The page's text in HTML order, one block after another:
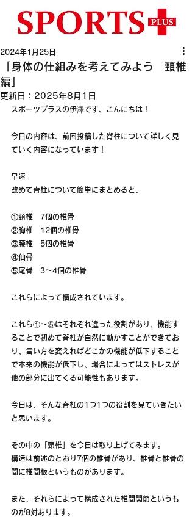
「身体の仕組みを考えてみよう 頸椎
編」
2024年1月25日
更新日： 2025年8月1日
スポーツプラスの伊澤です、こんにちは！
今日の内容は、前回投稿した脊柱について詳しく見
ていく内容になっています！
早速
改めて脊柱について簡単にまとめると、
①頸椎　7個の椎骨
②胸椎　12個の椎骨
③腰椎　5個の椎骨
④仙骨
⑤尾骨　3～4個の椎骨
これらによって構成されています。
これら①～⑤はそれぞれ違った役割があり、機能す
ることで初めて脊柱が自然に動かすことができてお
り、言い方を変えればどこかの機能が低下すること
で本来の機能が低下し、場合によってはストレスが
他の部分に出てくる可能性もあります。
今日は、そんな脊柱の1つ1つの役割を見ていきたい
と思います。
その中の「頸椎」を今日は取り上げてみます。
構造は前述のとおり7個の椎骨があり、椎骨と椎骨の
間に椎間板というものがあります。
また、それらによって構成された椎間関節というも
のが8対あります。